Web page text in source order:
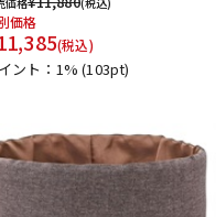
価格
(税込)
ント：1%(103pt)